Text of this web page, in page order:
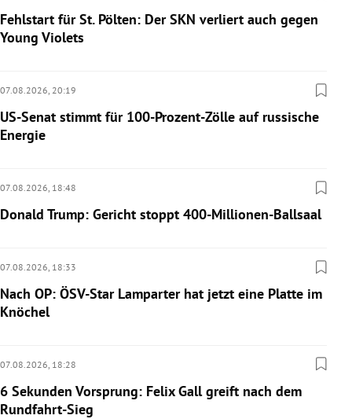
Fehlstart für St. Pölten: Der SKN verliert auch gegen
Young Violets
07.08.2026, 20:19
US-Senat stimmt für 100-Prozent-Zölle auf russische
Energie
07.08.2026, 18:48
Donald Trump: Gericht stoppt 400-Millionen-Ballsaal
07.08.2026, 18:33
Nach OP: ÖSV-Star Lamparter hat jetzt eine Platte im
Knöchel
07.08.2026, 18:28
6 Sekunden Vorsprung: Felix Gall greift nach dem
Rundfahrt-Sieg